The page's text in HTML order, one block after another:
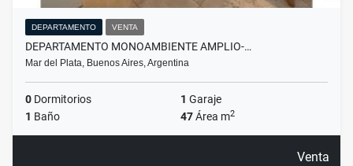
DEPARTAMENTO VENTA
DEPARTAMENTO MONOAMBIENTE AMPLIO-…
Mar del Plata, Buenos Aires, Argentina
0 Dormitorios 1 Garaje
1 Baño 47Área m2
Venta